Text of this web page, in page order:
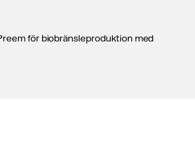
för biobränsleproduktion med